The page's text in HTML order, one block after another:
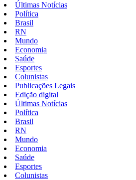
Últimas Notícias
Política
Brasil
RN
Mundo
Economia
Saúde
Esportes
Colunistas
Publicações Legais
Edição digital
Últimas Notícias
Política
Brasil
RN
Mundo
Economia
Saúde
Esportes
Colunistas